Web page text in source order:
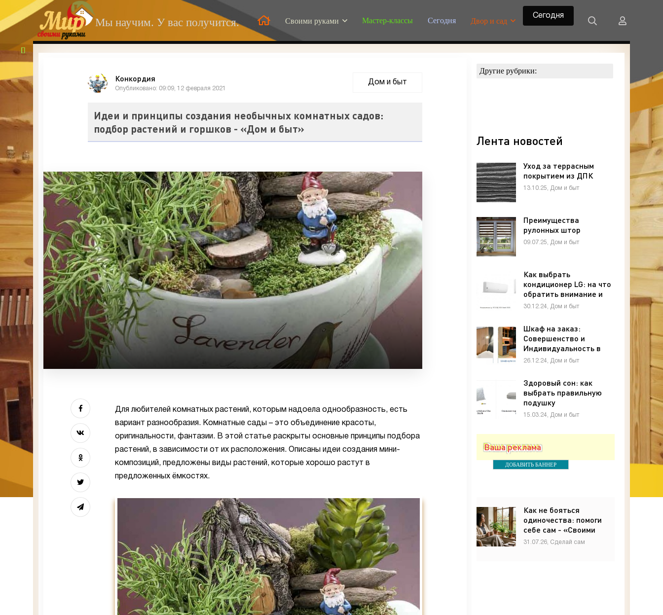
Мы научим. У вас получится. Своими руками Мастер-классы Сегодня Двор и сад
Сегодня
Конкордия
Опубликовано: 09:09, 12 февраля 2021
Дом и быт
Идеи и принципы создания необычных комнатных садов:
подбор растений и горшков - «Дом и быт»
Для любителей комнатных растений, которым надоела однообразность, есть
вариант разнообразия. Комнатные сады – это объединение красоты,
оригинальности, фантазии. В этой статье раскрыты основные принципы подбора
растений, в зависимости от их расположения. Описаны идеи создания мини-
композиций, предложены виды растений, которые хорошо растут в
предложенных ёмкостях.
Другие рубрики:
Лента новостей
Уход за террасным
покрытием из ДПК
13.10.25, Дом и быт
Преимущества
рулонных штор
09.07.25, Дом и быт
Как выбрать
кондиционер LG: на что
обратить внимание и
какую модель лучше
30.12.24, Дом и быт
Шкаф на заказ:
Совершенство и
Индивидуальность в
Вашем Интерьере
26.12.24, Дом и быт
Здоровый сон: как
выбрать правильную
подушку
15.03.24, Дом и быт
Ваша реклама
ДОБАВИТЬ БАННЕР
Как не бояться
одиночества: помоги
себе сам - «Своими
руками»
31.07.26, Сделай сам